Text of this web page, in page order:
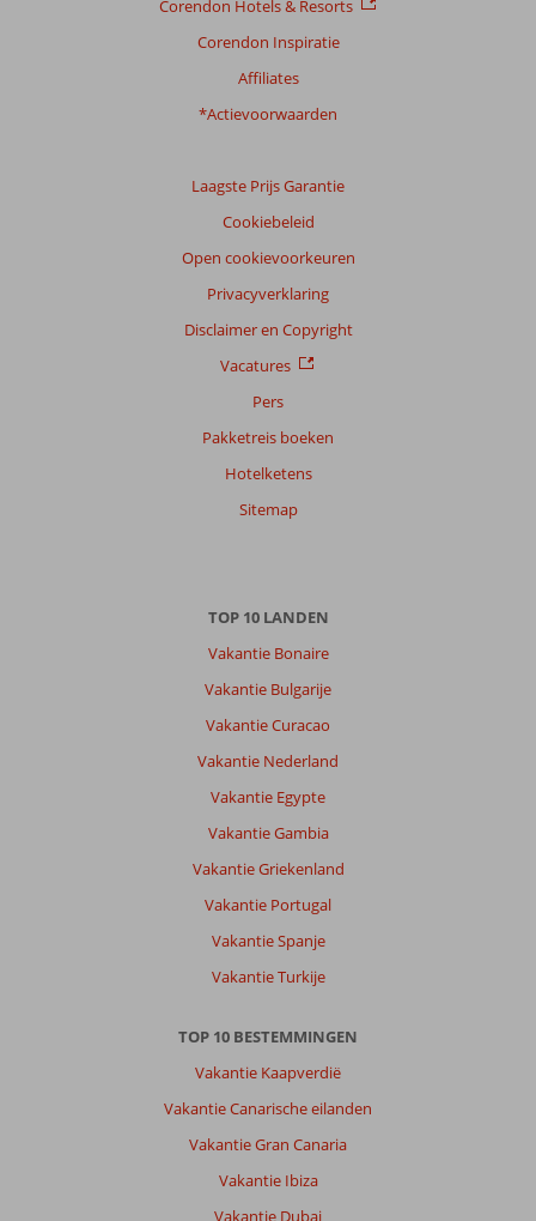
Corendon Hotels & Resorts
Corendon Inspiratie
Affiliates
*Actievoorwaarden
Laagste Prijs Garantie
Cookiebeleid
Open cookievoorkeuren
Privacyverklaring
Disclaimer en Copyright
Vacatures
Pers
Pakketreis boeken
Hotelketens
Sitemap
TOP 10 LANDEN
Vakantie Bonaire
Vakantie Bulgarije
Vakantie Curacao
Vakantie Nederland
Vakantie Egypte
Vakantie Gambia
Vakantie Griekenland
Vakantie Portugal
Vakantie Spanje
Vakantie Turkije
TOP 10 BESTEMMINGEN
Vakantie Kaapverdië
Vakantie Canarische eilanden
Vakantie Gran Canaria
Vakantie Ibiza
Vakantie Dubai